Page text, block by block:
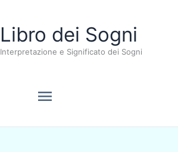
Libro dei Sogni
Interpretazione e Significato dei Sogni
Menu
principale